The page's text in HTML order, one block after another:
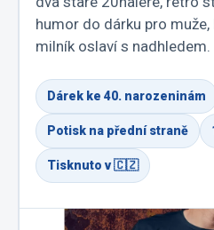
humor do dárku pro
milník oslaví s nadhledem.
Dárek ke 40. narozeninám
Potisk na přední straně
Tisknuto v 🇨🇿